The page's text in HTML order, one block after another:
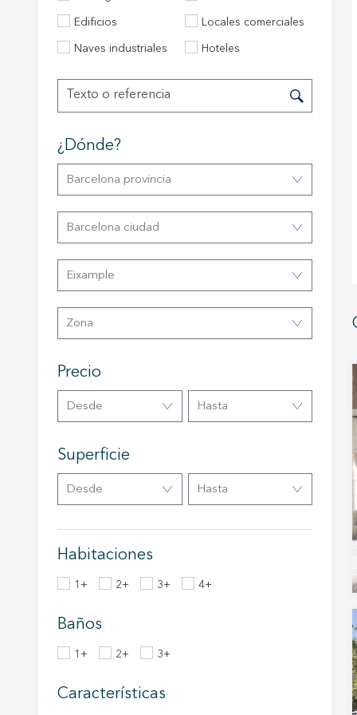
Edificios Locales comerciales
Naves industriales Hoteles
¿dónde?
Barcelona provincia
Barcelona ciudad
Eixample
Zona
Precio
Desde Hasta
Superficie
Desde Hasta
Habitaciones
1+ 2+ 3+ 4+
Baños
1+ 2+ 3+
Características
sitio
en el